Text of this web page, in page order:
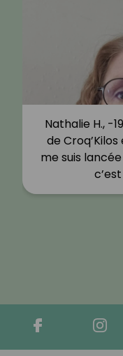
Nathalie H., -
de
me suis